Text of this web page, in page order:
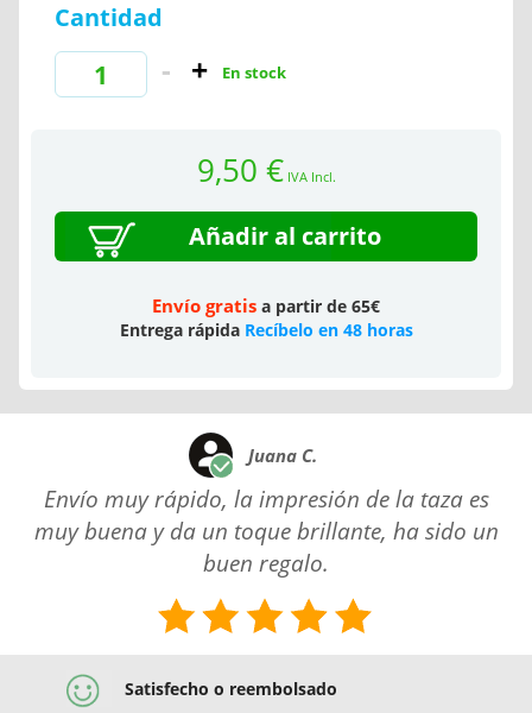
Cantidad
En stock
9,50 €IVA Incl.
Añadir al carrito
Envío gratis a partir de 65€
Entrega rápida Recíbelo en 48 horas
Juana C.
Envío muy rápido, la impresión de la taza es
muy buena y da un toque brillante, ha sido un
buen regalo.
Satisfecho o reembolsado